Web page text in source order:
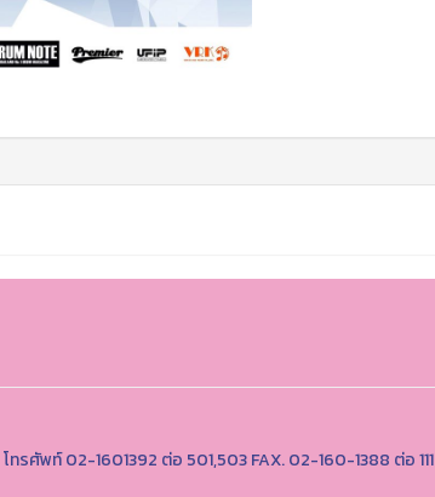
รศัพท์ 02-1601392 ต่อ 501,503 FAX. 02-160-1388 ต่อ 111